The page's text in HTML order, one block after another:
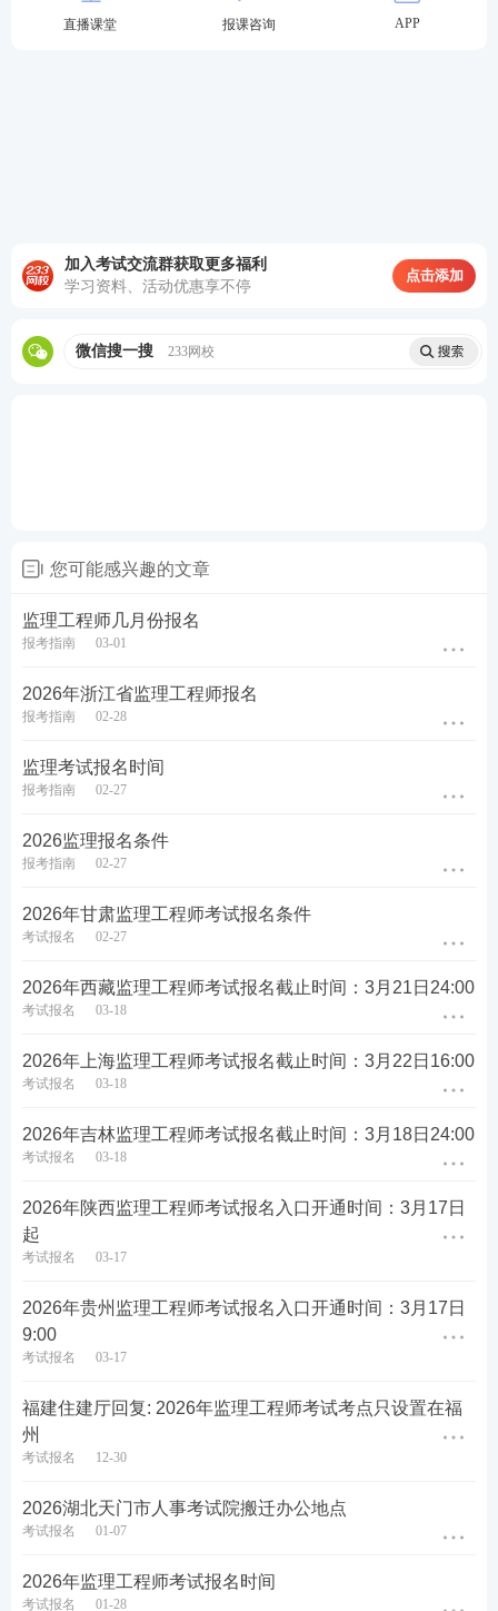
7）进行。网上报名时间为3月17日9：00至27日17：0
在规定时间内缴费的报考人员，视为自动放弃考试。
该考试统一实行网上缴费，考试机构不受理现场缴
1.本次考试报名证明事项实行告知承诺制，告知承诺
7）“资格考试报名证明事项告知承诺制”专栏。
nk.233.com/28357/applyGuide/754.html
人事考试网（link.233.com/28357/question/1525.htm
4.建议报考人员在报名前预留充足时间，提前完成用
（三）网上在线核查
以下报考人员须上传达到报名条件的相关材料，资格
审核单位在2至3个工作日内对报考人员上传的相关材
续报名流程。
1.在专业技术人员资格考试报名中不适用告知承诺制
办理相关事项的；
2.未选择告知承诺制方式办理相关事项的；
3.撤回承诺申请的；
5.身份信息，学历学位信息，所学专业，工作年限等
相关报名信息在线自动核验未通过的。
（四）网上报名资格审核电话：土木建筑工程专业08
51-85360006，交通运输工程专业0851-88132870，水
1-12333（转01<省本级>-转0<人工服务>）。
登录中国人事考试网（link.233.com/28357）打印准考
直播课堂 报课咨询 APP
加入考试交流群获取更多福利
学习资料、活动优惠享不停
点击添加
微信搜一搜 233网校
您可能感兴趣的文章
监理工程师几月份报名
报考指南 03-01
2026年浙江省监理工程师报名
报考指南 02-28
监理考试报名时间
报考指南 02-27
2026监理报名条件
报考指南 02-27
2026年甘肃监理工程师考试报名条件
考试报名 02-27
2026年西藏监理工程师考试报名截止时间：3月21日24:00
考试报名 03-18
2026年上海监理工程师考试报名截止时间：3月22日16:00
考试报名 03-18
2026年吉林监理工程师考试报名截止时间：3月18日24:00
考试报名 03-18
2026年陕西监理工程师考试报名入口开通时间：3月17日
起
考试报名 03-17
2026年贵州监理工程师考试报名入口开通时间：3月17日
9:00
考试报名 03-17
福建住建厅回复: 2026年监理工程师考试考点只设置在福
州
考试报名 12-30
2026湖北天门市人事考试院搬迁办公地点
考试报名 01-07
2026年监理工程师考试报名时间
考试报名 01-28